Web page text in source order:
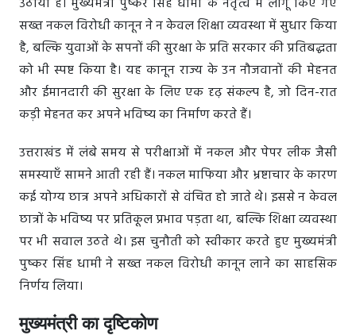
उठाया है। मुख्यमंत्री पुष्कर सिंह धामी के नेतृत्व में लागू किए गए
सख्त नकल विरोधी कानून ने न केवल शिक्षा व्यवस्था में सुधार किया
है, बल्कि युवाओं के सपनों की सुरक्षा के प्रति सरकार की प्रतिबद्धता
को भी स्पष्ट किया है। यह कानून राज्य के उन नौजवानों की मेहनत
और ईमानदारी की सुरक्षा के लिए एक दृढ़ संकल्प है, जो दिन-रात
कड़ी मेहनत कर अपने भविष्य का निर्माण करते हैं।
उत्तराखंड में लंबे समय से परीक्षाओं में नकल और पेपर लीक जैसी
समस्याएँ सामने आती रही हैं। नकल माफिया और भ्रष्टाचार के कारण
कई योग्य छात्र अपने अधिकारों से वंचित हो जाते थे। इससे न केवल
छात्रों के भविष्य पर प्रतिकूल प्रभाव पड़ता था, बल्कि शिक्षा व्यवस्था
पर भी सवाल उठते थे। इस चुनौती को स्वीकार करते हुए मुख्यमंत्री
पुष्कर सिंह धामी ने सख्त नकल विरोधी कानून लाने का साहसिक
निर्णय लिया।
मुख्यमंत्री का दृष्टिकोण